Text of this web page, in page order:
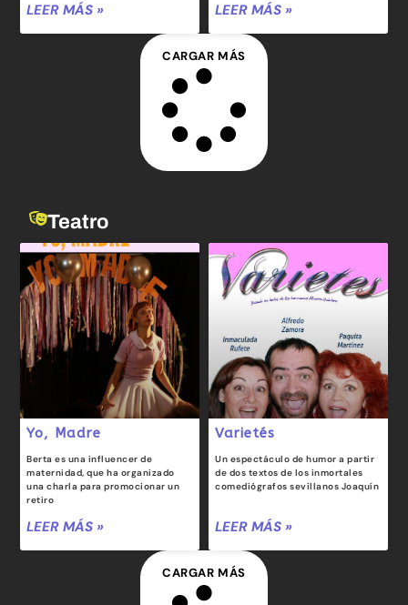
LEER MÁS » LEER MÁS »
CARGAR MÁS
Teatro
Yo, Madre
Berta es una influencer de
maternidad, que ha organizado
una charla para promocionar un
retiro
LEER MÁS »
Varietés
Un espectáculo de humor a partir
de dos textos de los inmortales
comediógrafos sevillanos Joaquín
LEER MÁS »
CARGAR MÁS